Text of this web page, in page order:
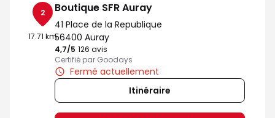
2
17.71 km
Boutique SFR Auray
41 Place de la Republique
56400 Auray
4,7/5 Note de 4.7 sur 5
126 avis
Certifié par Goodays
Fermé actuellement
Itinéraire